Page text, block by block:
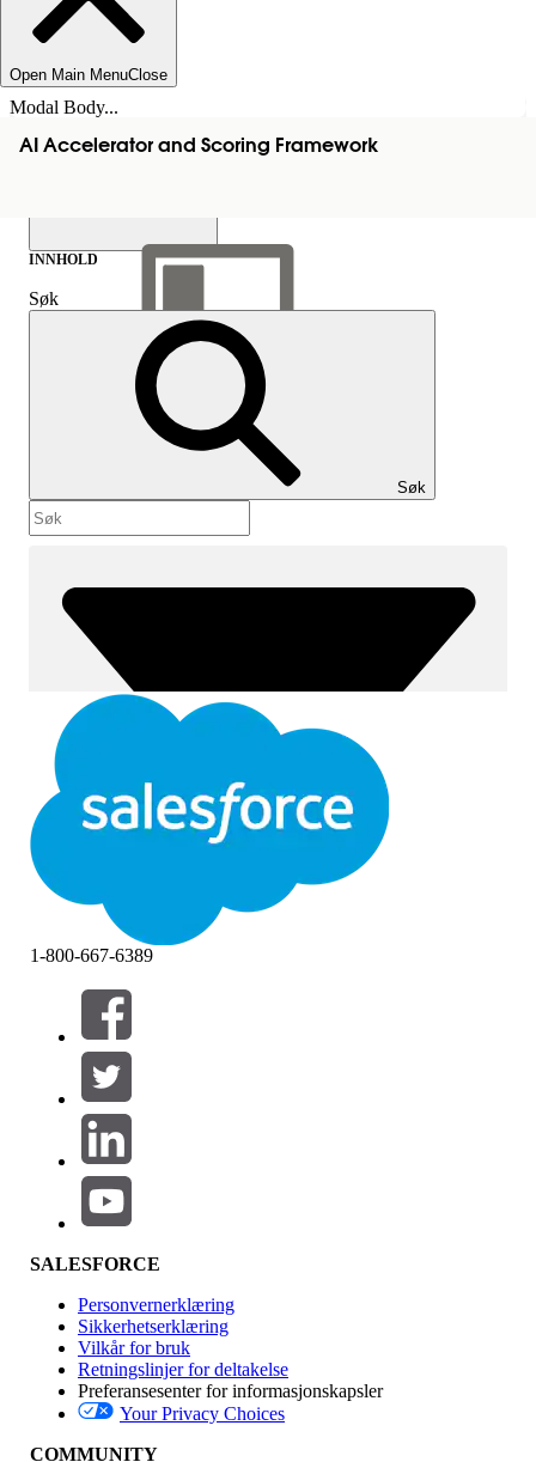
Open Main MenuClose
Modal Body...
AI Accelerator and Scoring Framework
Vis innholdsfortegnelse
Innhold
INNHOLD
Søk
Søk
Filtre (0)
VELG FILTRE
Produktområde
Funksjonsinnvirkning
Utgave
1-800-667-6389
SALESFORCE
Personvernerklæring
Sikkerhetserklæring
Vilkår for bruk
Retningslinjer for deltakelse
Preferansesenter for informasjonskapsler
Your Privacy Choices
COMMUNITY